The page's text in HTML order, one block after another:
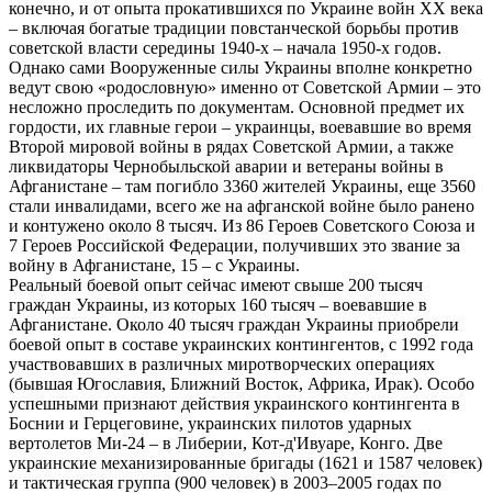
конечно, и от опыта прокатившихся по Украине войн ХХ века
– включая богатые традиции повстанческой борьбы против
советской власти середины 1940-х – начала 1950-х годов.
Однако сами Вооруженные силы Украины вполне конкретно
ведут свою «родословную» именно от Советской Армии – это
несложно проследить по документам. Основной предмет их
гордости, их главные герои – украинцы, воевавшие во время
Второй мировой войны в рядах Советской Армии, а также
ликвидаторы Чернобыльской аварии и ветераны войны в
Афганистане – там погибло 3360 жителей Украины, еще 3560
стали инвалидами, всего же на афганской войне было ранено
и контужено около 8 тысяч. Из 86 Героев Советского Союза и
7 Героев Российской Федерации, получивших это звание за
войну в Афганистане, 15 – с Украины.
Реальный боевой опыт сейчас имеют свыше 200 тысяч
граждан Украины, из которых 160 тысяч – воевавшие в
Афганистане. Около 40 тысяч граждан Украины приобрели
боевой опыт в составе украинских контингентов, с 1992 года
участвовавших в различных миротворческих операциях
(бывшая Югославия, Ближний Восток, Африка, Ирак). Особо
успешными признают действия украинского контингента в
Боснии и Герцеговине, украинских пилотов ударных
вертолетов Ми-24 – в Либерии, Кот-д'Ивуаре, Конго. Две
украинские механизированные бригады (1621 и 1587 человек)
и тактическая группа (900 человек) в 2003–2005 годах по